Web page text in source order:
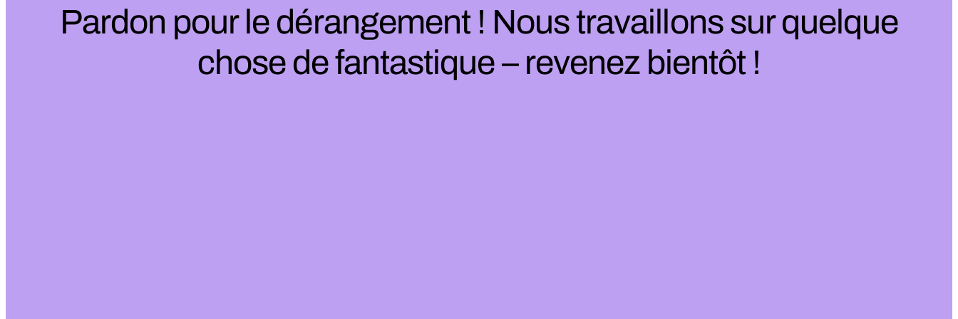
Pardon pour le dérangement ! Nous travaillons sur quelque
chose de fantastique – revenez bientôt !